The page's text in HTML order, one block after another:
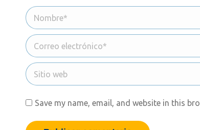
Nombre *
Correo electrónico *
Sitio web
Save my name, email, and website in this